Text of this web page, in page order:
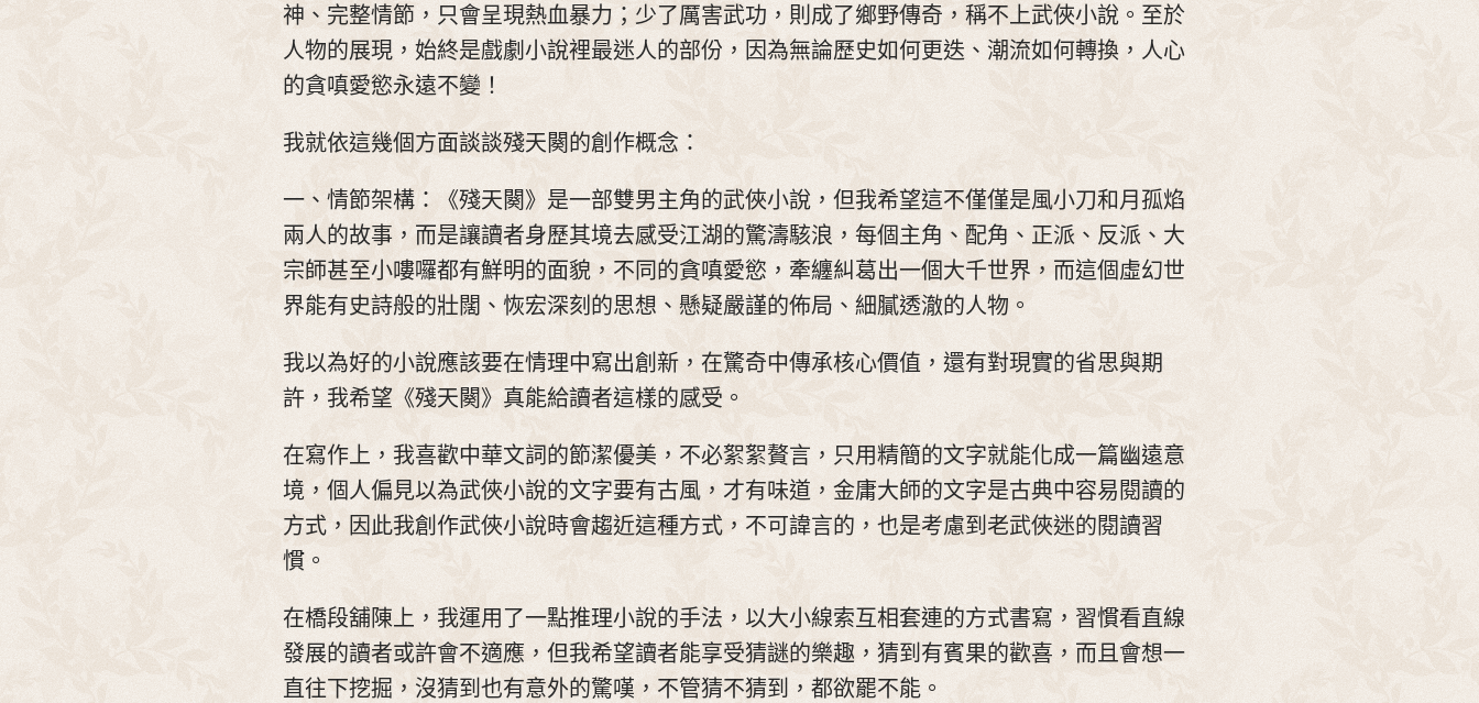
神、完整情節，只會呈現熱血暴力；少了厲害武功，則成了鄉野傳奇，稱不上武俠小說。至於
人物的展現，始終是戲劇小說裡最迷人的部份，因為無論歷史如何更迭、潮流如何轉換，人心
的貪嗔愛慾永遠不變！
我就依這幾個方面談談殘天闋的創作概念：
一、情節架構：《殘天闋》是一部雙男主角的武俠小說，但我希望這不僅僅是風小刀和月孤焰
兩人的故事，而是讓讀者身歷其境去感受江湖的驚濤駭浪，每個主角、配角、正派、反派、大
宗師甚至小嘍囉都有鮮明的面貌，不同的貪嗔愛慾，牽纏糾葛出一個大千世界，而這個虛幻世
界能有史詩般的壯闊、恢宏深刻的思想、懸疑嚴謹的佈局、細膩透澈的人物。
我以為好的小說應該要在情理中寫出創新，在驚奇中傳承核心價值，還有對現實的省思與期
許，我希望《殘天闋》真能給讀者這樣的感受。
在寫作上，我喜歡中華文詞的節潔優美，不必絮絮贅言，只用精簡的文字就能化成一篇幽遠意
境，個人偏見以為武俠小說的文字要有古風，才有味道，金庸大師的文字是古典中容易閱讀的
方式，因此我創作武俠小說時會趨近這種方式，不可諱言的，也是考慮到老武俠迷的閱讀習
慣。
在橋段舖陳上，我運用了一點推理小說的手法，以大小線索互相套連的方式書寫，習慣看直線
發展的讀者或許會不適應，但我希望讀者能享受猜謎的樂趣，猜到有賓果的歡喜，而且會想一
直往下挖掘，沒猜到也有意外的驚嘆，不管猜不猜到，都欲罷不能。